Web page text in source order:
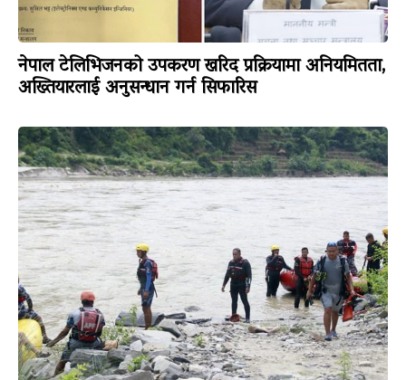
नेपाल टेलिभिजनको उपकरण खरिद प्रक्रियामा अनियमितता,
अख्तियारलाई अनुसन्धान गर्न सिफारिस